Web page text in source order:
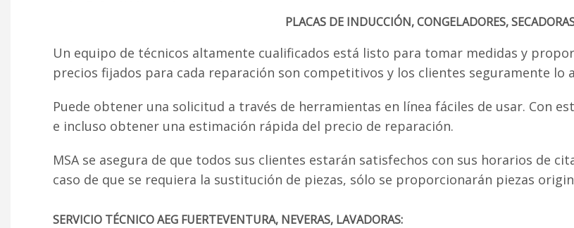
PLACAS DE INDUCCIÓN, CONGELADORES,
Un equipo de técnicos altamente cualificados está listo para tomar medidas y
precios fijados para cada reparación son competitivos y los clientes seguramente lo
Puede obtener una solicitud a través de herramientas en línea fáciles de usar. Con
e incluso obtener una estimación rápida del precio de reparación.
MSA se asegura de que todos sus clientes estarán satisfechos con sus horarios de
caso de que se requiera la sustitución de piezas, sólo se proporcionarán piezas
SERVICIO TÉCNICO AEG FUERTEVENTURA, NEVERAS, LAVADORAS: